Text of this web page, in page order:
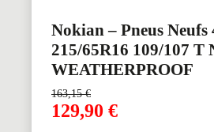
Nokian – Pneus Neufs
215/65R16 109/107 T
WEATHERPROOF
163,15€
129,90 €